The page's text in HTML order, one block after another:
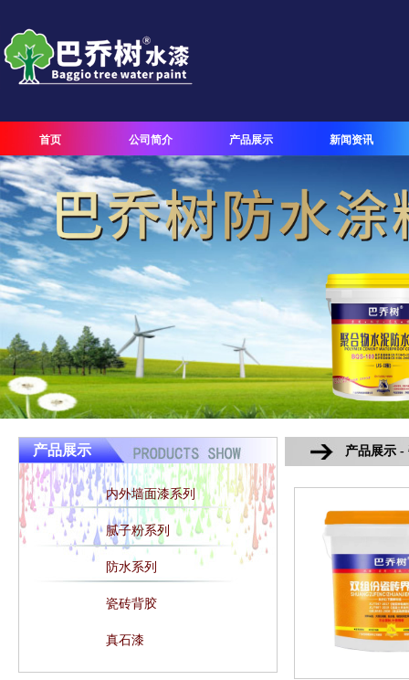
首页 公司简介 产品展示 新闻资讯
产品展示
内外墙面漆系列
腻子粉系列
防水系列
瓷砖背胶
真石漆
产品展示 -